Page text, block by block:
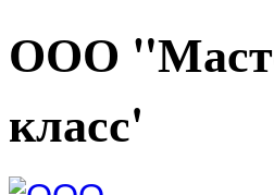
ООО
класс'